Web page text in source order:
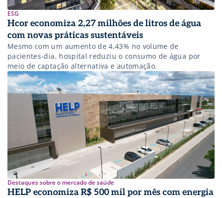
ESG
Hcor economiza 2,27 milhões de litros de água
com novas práticas sustentáveis
Mesmo com um aumento de 4,43% no volume de
pacientes-dia, hospital reduziu o consumo de água por
meio de captação alternativa e automação.
Destaques sobre o mercado de saúde
HELP economiza R$ 500 mil por mês com energia